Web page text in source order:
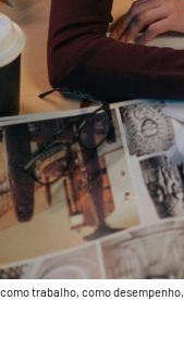
trabalho, como